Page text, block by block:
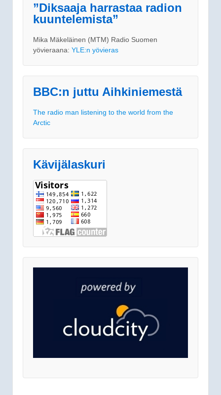
”Diksaaja harrastaa radion
kuuntelemista”
Mika Mäkeläinen (MTM) Radio Suomen
yövieraana: YLE:n yövieras
BBC:n juttu Aihkiniemestä
The radio man listening to the world from the
Arctic
Kävijälaskuri